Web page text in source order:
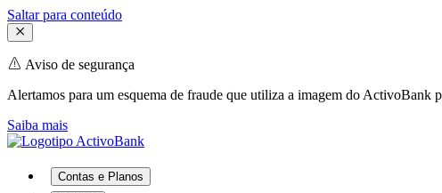
Saltar para conteúdo
Aviso de segurança
Alertamos para um esquema de fraude que utiliza a imagem do
Saiba mais
Contas e Planos